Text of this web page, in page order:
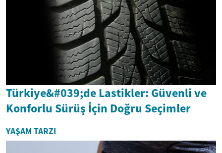
Türkiye&#039;de Lastikler: Güvenli ve
Konforlu Sürüş İçin Doğru Seçimler
YAŞAM TARZI